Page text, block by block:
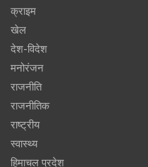
क्राइम
खेल
देश-विदेश
मनोरंजन
राजनीति
राजनीतिक
राष्ट्रीय
स्वास्थ्य
हिमाचल प्रदेश